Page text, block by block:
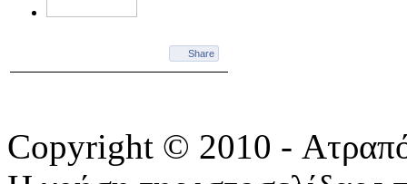
Share
Copyright © 2010 -